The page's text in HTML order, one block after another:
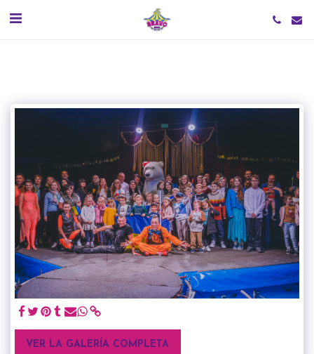
VER LA GALERÍA COMPLETA